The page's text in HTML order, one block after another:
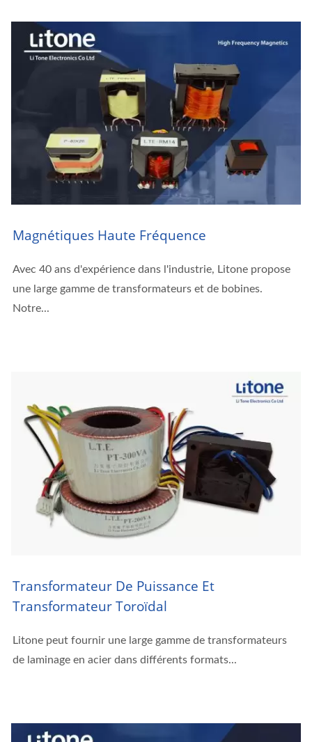
Magnétiques Haute Fréquence
Avec 40 ans d'expérience dans l'industrie, Litone propose
une large gamme de transformateurs et de bobines.
Notre...
Transformateur De Puissance Et
Transformateur Toroïdal
Litone peut fournir une large gamme de transformateurs
de laminage en acier dans différents formats...